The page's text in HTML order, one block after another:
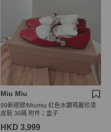
Miu Miu
99新繆繆/Miumiu 紅色水鑽瑪麗珍漆
皮鞋 36碼 附件；盒子
HKD 3,999